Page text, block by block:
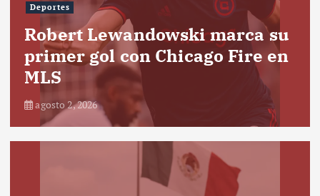
Deportes
Robert Lewandowski marca su
primer gol con Chicago Fire en
MLS
agosto 2, 2026